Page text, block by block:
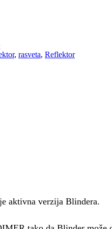
, rasveta, Reflektor
aktivna verzija Blindera.